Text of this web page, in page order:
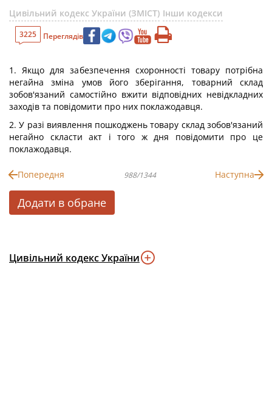
Цивільний кодекс України (ЗМІСТ) Інши кодекси
3225 Переглядів
1. Якщо для забезпечення схоронності товару потрібна
негайна зміна умов його зберігання, товарний склад
зобов'язаний самостійно вжити відповідних невідкладних
заходів та повідомити про них поклажодавця.
2. У разі виявлення пошкоджень товару склад зобов'язаний
негайно скласти акт і того ж дня повідомити про це
поклажодавця.
Попередня 988/1344 Наступна
Додати в обране
Цивільний кодекс України